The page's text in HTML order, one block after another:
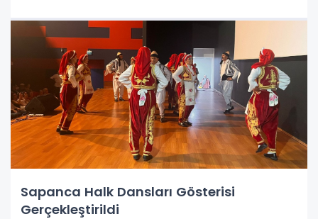
Sapanca Halk Dansları Gösterisi
Gerçekleştirildi